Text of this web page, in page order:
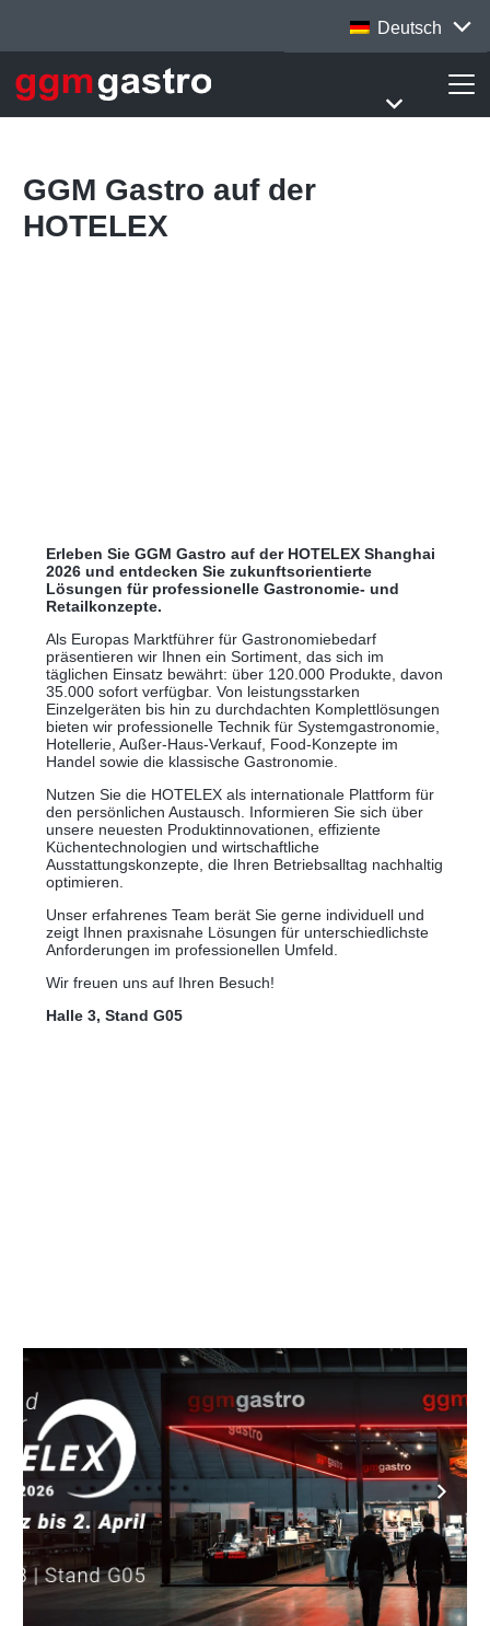
Deutsch
GGM Gastro auf der
HOTELEX
Erleben Sie GGM Gastro auf der HOTELEX Shanghai
2026 und entdecken Sie zukunftsorientierte
Lösungen für professionelle Gastronomie- und
Retailkonzepte.
Als Europas Marktführer für Gastronomiebedarf
präsentieren wir Ihnen ein Sortiment, das sich im
täglichen Einsatz bewährt: über 120.000 Produkte, davon
35.000 sofort verfügbar. Von leistungsstarken
Einzelgeräten bis hin zu durchdachten Komplettlösungen
bieten wir professionelle Technik für Systemgastronomie,
Hotellerie, Außer-Haus-Verkauf, Food-Konzepte im
Handel sowie die klassische Gastronomie.
Nutzen Sie die HOTELEX als internationale Plattform für
den persönlichen Austausch. Informieren Sie sich über
unsere neuesten Produktinnovationen, effiziente
Küchentechnologien und wirtschaftliche
Ausstattungskonzepte, die Ihren Betriebsalltag nachhaltig
optimieren.
Unser erfahrenes Team berät Sie gerne individuell und
zeigt Ihnen praxisnahe Lösungen für unterschiedlichste
Anforderungen im professionellen Umfeld.
Wir freuen uns auf Ihren Besuch!
Halle 3, Stand G05